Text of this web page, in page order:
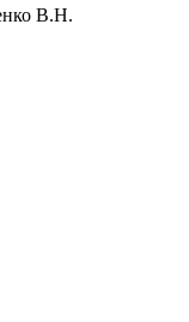
В.Н.